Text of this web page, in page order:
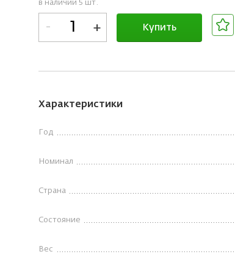
в наличии 5 шт.
- + Купить
Характеристики
Год
Номинал
Страна
Состояние
Вес